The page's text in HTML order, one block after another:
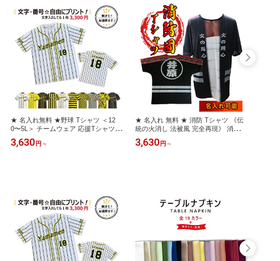
★ 名入れ無料 ★野球 Tシャツ ＜12
0〜5L＞ チームウェア 応援Tシャツ
ベースボールTシャツ クラスTシャツ
練習Tシャツ 記念Tシャツ スタッフT
3,630円 ～
★ 名入れ 無料 ★ 消防 Tシャツ 《伝
統の火消し 法被風 完全再現》 消防団
分団 地域名入れ 半袖 火消隊 ボラン
ティア 防災課 スタッフ 防火 地域防
3,630円 ～